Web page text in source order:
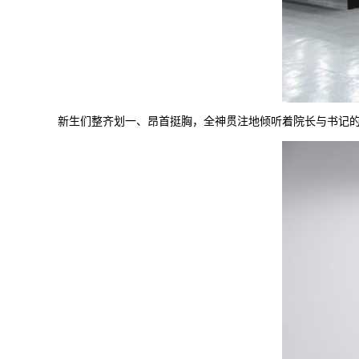
新生们整齐划一、昂首挺胸，全神贯注地倾听着院长与书记